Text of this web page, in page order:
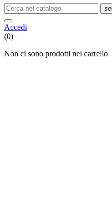
Accedi
(0)
Non ci sono prodotti nel carrello